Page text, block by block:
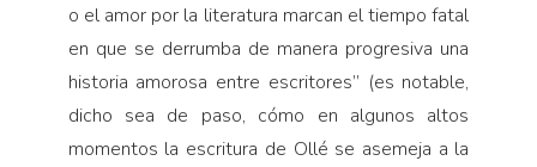
o el amor por la literatura marcan el tiempo fatal
en que se derrumba de manera progresiva una
historia amorosa entre escritores” (es notable,
dicho sea de paso, cómo en algunos altos
momentos la escritura de Ollé se asemeja a la